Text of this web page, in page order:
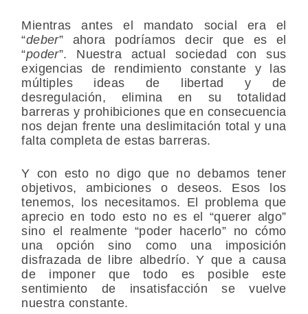
Mientras antes el mandato social era el
“deber” ahora podríamos decir que es el
“poder”. Nuestra actual sociedad con sus
exigencias de rendimiento constante y las
múltiples ideas de libertad y de
desregulación, elimina en su totalidad
barreras y prohibiciones que en consecuencia
nos dejan frente una deslimitación total y una
falta completa de estas barreras.
Y con esto no digo que no debamos tener
objetivos, ambiciones o deseos. Esos los
tenemos, los necesitamos. El problema que
aprecio en todo esto no es el “querer algo”
sino el realmente “poder hacerlo” no cómo
una opción sino como una imposición
disfrazada de libre albedrío. Y que a causa
de imponer que todo es posible este
sentimiento de insatisfacción se vuelve
nuestra constante.